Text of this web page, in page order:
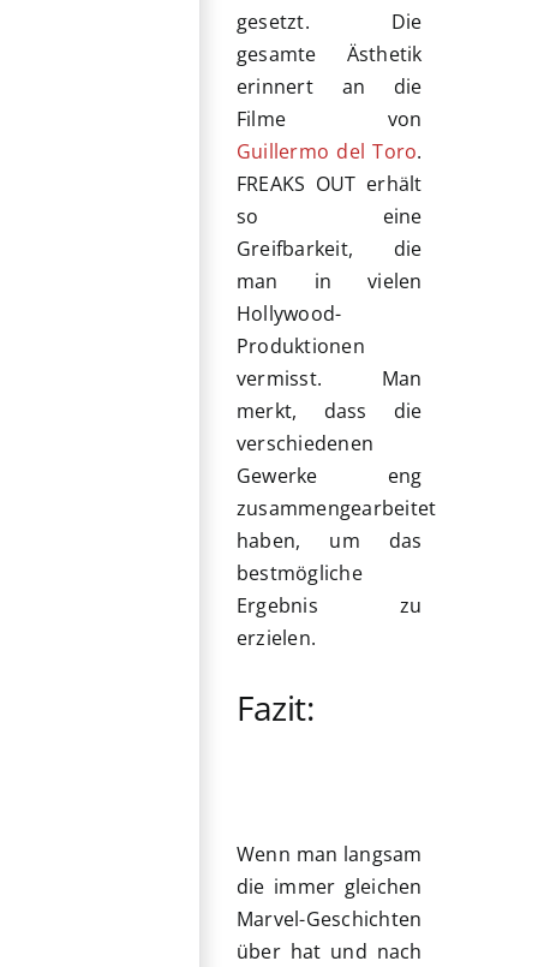
gesetzt. Die
gesamte Ästhetik
erinnert an die
Filme von
Guillermo del Toro.
FREAKS OUT erhält
so eine
Greifbarkeit, die
man in vielen
Hollywood-
Produktionen
vermisst. Man
merkt, dass die
verschiedenen
Gewerke eng
zusammengearbeitet
haben, um das
bestmögliche
Ergebnis zu
erzielen.
Fazit:
Wenn man langsam
die immer gleichen
Marvel-Geschichten
über hat und nach